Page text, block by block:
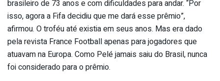
brasileiro de 73 anos e com dificuldades para andar. “Por
isso, agora a Fifa decidiu que me dará esse prêmio”,
afirmou. O troféu até existia em seus anos. Mas era dado
pela revista France Football apenas para jogadores que
atuavam na Europa. Como Pelé jamais saiu do Brasil, nunca
foi considerado para o prêmio.